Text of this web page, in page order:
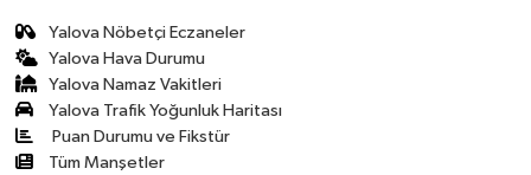
Yalova Nöbetçi Eczaneler
Yalova Hava Durumu
Yalova Namaz Vakitleri
Yalova Trafik Yoğunluk Haritası
Puan Durumu ve Fikstür
Tüm Manşetler